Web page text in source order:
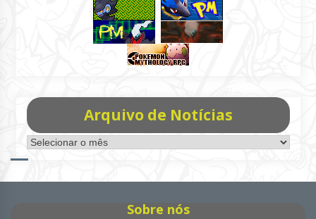
Arquivo de Notícias
Arquivo
de
Sobre nós